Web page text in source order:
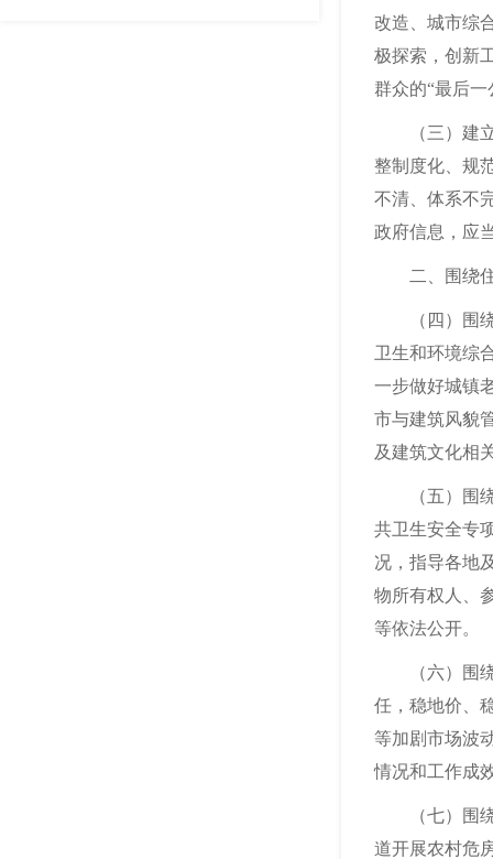
改造、城市综
极探索，创新
群众的“最后一
（三）建立
整制度化、规
不清、体系不
政府信息，应
二、围绕住
（四）围绕
卫生和环境综
一步做好城镇
市与建筑风貌
及建筑文化相
（五）围绕
共卫生安全专
况，指导各地
物所有权人、
等依法公开。
（六）围绕
任，稳地价、
等加剧市场波
情况和工作成
（七）围绕
道开展农村危